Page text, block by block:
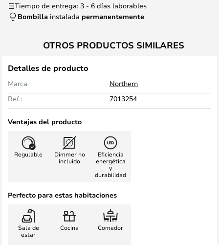
Tiempo de entrega: 3 - 6 días laborables
Bombilla instalada permanentemente
OTROS PRODUCTOS SIMILARES
Detalles de producto
Marca
Northern
Ref.:
7013254
Ventajas del producto
Regulable
Dimmer no
incluido
Eficiencia
energética
y
durabilidad
Perfecto para estas habitaciones
Sala de
estar
Cocina Comedor